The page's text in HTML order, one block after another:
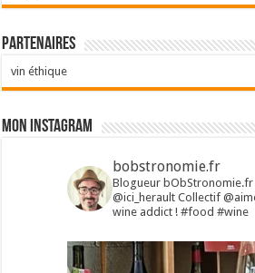
Partenaires
vin éthique
Mon Instagram
bobstronomie.fr
Blogueur bObStronomie.fr
@ici_heraultCollectif
wine addict !#food #wine